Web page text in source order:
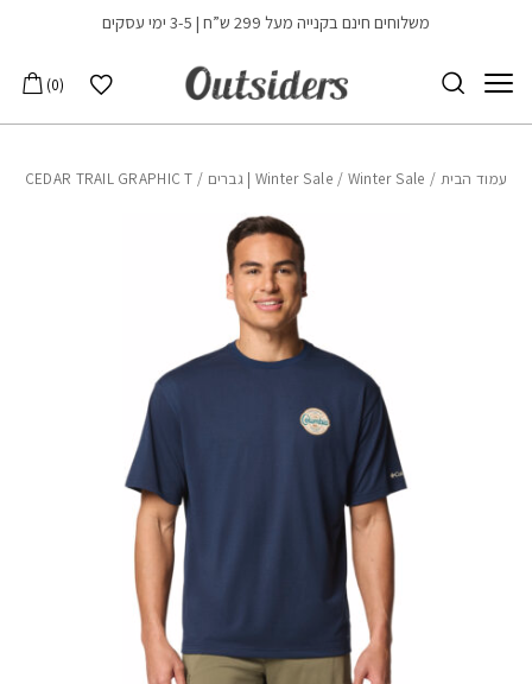
Skip to Contentמשלוחים חינם בקנייה מעל 299 ש”ח | 3-5 ימי עסקים
הרשימה שלי
0
עמוד הבית /
Winter Sale / Winter Sale | גברים / CEDAR TRAIL GRAPHIC T